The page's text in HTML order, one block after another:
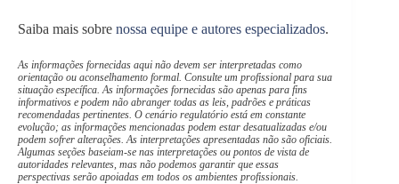
Saiba mais sobre nossa equipe e autores especializados.
As informações fornecidas aqui não devem ser interpretadas como
orientação ou aconselhamento formal. Consulte um profissional para sua
situação específica. As informações fornecidas são apenas para fins
informativos e podem não abranger todas as leis, padrões e práticas
recomendadas pertinentes. O cenário regulatório está em constante
evolução; as informações mencionadas podem estar desatualizadas e/ou
podem sofrer alterações. As interpretações apresentadas não são oficiais.
Algumas seções baseiam-se nas interpretações ou pontos de vista de
autoridades relevantes, mas não podemos garantir que essas
perspectivas serão apoiadas em todos os ambientes profissionais.